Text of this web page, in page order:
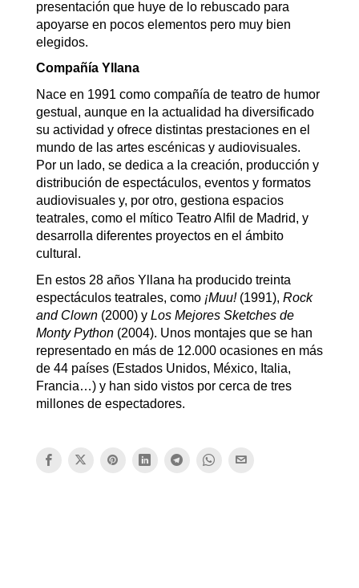
presentación que huye de lo rebuscado para
apoyarse en pocos elementos pero muy bien
elegidos.
Compañía Yllana
Nace en 1991 como compañía de teatro de humor
gestual, aunque en la actualidad ha diversificado
su actividad y ofrece distintas prestaciones en el
mundo de las artes escénicas y audiovisuales.
Por un lado, se dedica a la creación, producción y
distribución de espectáculos, eventos y formatos
audiovisuales y, por otro, gestiona espacios
teatrales, como el mítico Teatro Alfil de Madrid, y
desarrolla diferentes proyectos en el ámbito
cultural.
En estos 28 años Yllana ha producido treinta
espectáculos teatrales, como ¡Muu! (1991), Rock
and Clown (2000) y Los Mejores Sketches de
Monty Python (2004). Unos montajes que se han
representado en más de 12.000 ocasiones en más
de 44 países (Estados Unidos, México, Italia,
Francia…) y han sido vistos por cerca de tres
millones de espectadores.